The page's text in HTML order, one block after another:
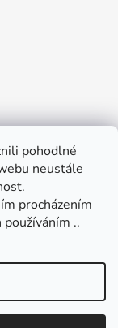
pohodlné
neustále
procházením
..
sezónu